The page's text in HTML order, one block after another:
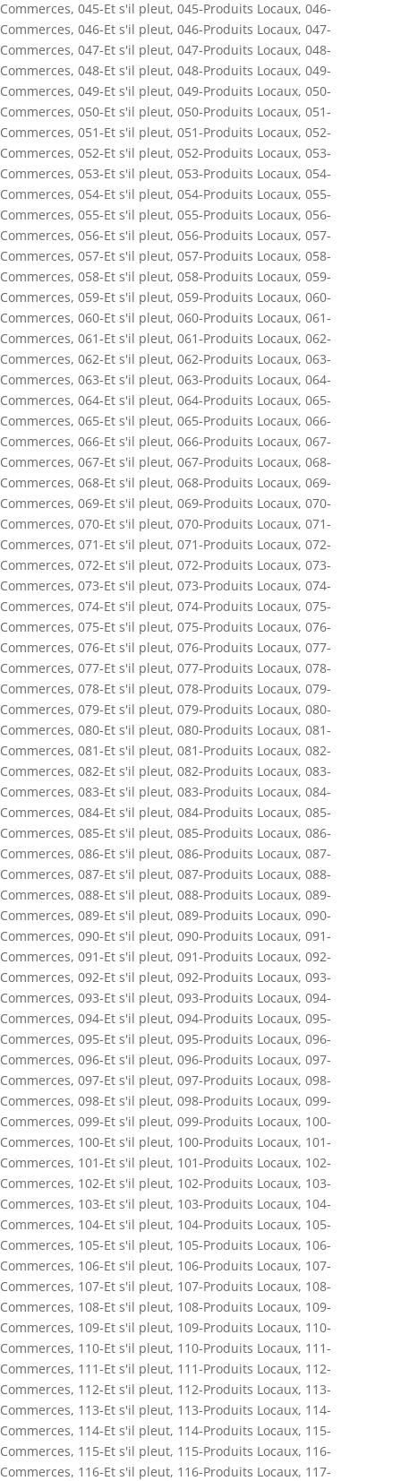
Commerces, 045-Et s'il pleut, 045-Produits Locaux, 046-
Commerces, 046-Et s'il pleut, 046-Produits Locaux, 047-
Commerces, 047-Et s'il pleut, 047-Produits Locaux, 048-
Commerces, 048-Et s'il pleut, 048-Produits Locaux, 049-
Commerces, 049-Et s'il pleut, 049-Produits Locaux, 050-
Commerces, 050-Et s'il pleut, 050-Produits Locaux, 051-
Commerces, 051-Et s'il pleut, 051-Produits Locaux, 052-
Commerces, 052-Et s'il pleut, 052-Produits Locaux, 053-
Commerces, 053-Et s'il pleut, 053-Produits Locaux, 054-
Commerces, 054-Et s'il pleut, 054-Produits Locaux, 055-
Commerces, 055-Et s'il pleut, 055-Produits Locaux, 056-
Commerces, 056-Et s'il pleut, 056-Produits Locaux, 057-
Commerces, 057-Et s'il pleut, 057-Produits Locaux, 058-
Commerces, 058-Et s'il pleut, 058-Produits Locaux, 059-
Commerces, 059-Et s'il pleut, 059-Produits Locaux, 060-
Commerces, 060-Et s'il pleut, 060-Produits Locaux, 061-
Commerces, 061-Et s'il pleut, 061-Produits Locaux, 062-
Commerces, 062-Et s'il pleut, 062-Produits Locaux, 063-
Commerces, 063-Et s'il pleut, 063-Produits Locaux, 064-
Commerces, 064-Et s'il pleut, 064-Produits Locaux, 065-
Commerces, 065-Et s'il pleut, 065-Produits Locaux, 066-
Commerces, 066-Et s'il pleut, 066-Produits Locaux, 067-
Commerces, 067-Et s'il pleut, 067-Produits Locaux, 068-
Commerces, 068-Et s'il pleut, 068-Produits Locaux, 069-
Commerces, 069-Et s'il pleut, 069-Produits Locaux, 070-
Commerces, 070-Et s'il pleut, 070-Produits Locaux, 071-
Commerces, 071-Et s'il pleut, 071-Produits Locaux, 072-
Commerces, 072-Et s'il pleut, 072-Produits Locaux, 073-
Commerces, 073-Et s'il pleut, 073-Produits Locaux, 074-
Commerces, 074-Et s'il pleut, 074-Produits Locaux, 075-
Commerces, 075-Et s'il pleut, 075-Produits Locaux, 076-
Commerces, 076-Et s'il pleut, 076-Produits Locaux, 077-
Commerces, 077-Et s'il pleut, 077-Produits Locaux, 078-
Commerces, 078-Et s'il pleut, 078-Produits Locaux, 079-
Commerces, 079-Et s'il pleut, 079-Produits Locaux, 080-
Commerces, 080-Et s'il pleut, 080-Produits Locaux, 081-
Commerces, 081-Et s'il pleut, 081-Produits Locaux, 082-
Commerces, 082-Et s'il pleut, 082-Produits Locaux, 083-
Commerces, 083-Et s'il pleut, 083-Produits Locaux, 084-
Commerces, 084-Et s'il pleut, 084-Produits Locaux, 085-
Commerces, 085-Et s'il pleut, 085-Produits Locaux, 086-
Commerces, 086-Et s'il pleut, 086-Produits Locaux, 087-
Commerces, 087-Et s'il pleut, 087-Produits Locaux, 088-
Commerces, 088-Et s'il pleut, 088-Produits Locaux, 089-
Commerces, 089-Et s'il pleut, 089-Produits Locaux, 090-
Commerces, 090-Et s'il pleut, 090-Produits Locaux, 091-
Commerces, 091-Et s'il pleut, 091-Produits Locaux, 092-
Commerces, 092-Et s'il pleut, 092-Produits Locaux, 093-
Commerces, 093-Et s'il pleut, 093-Produits Locaux, 094-
Commerces, 094-Et s'il pleut, 094-Produits Locaux, 095-
Commerces, 095-Et s'il pleut, 095-Produits Locaux, 096-
Commerces, 096-Et s'il pleut, 096-Produits Locaux, 097-
Commerces, 097-Et s'il pleut, 097-Produits Locaux, 098-
Commerces, 098-Et s'il pleut, 098-Produits Locaux, 099-
Commerces, 099-Et s'il pleut, 099-Produits Locaux, 100-
Commerces, 100-Et s'il pleut, 100-Produits Locaux, 101-
Commerces, 101-Et s'il pleut, 101-Produits Locaux, 102-
Commerces, 102-Et s'il pleut, 102-Produits Locaux, 103-
Commerces, 103-Et s'il pleut, 103-Produits Locaux, 104-
Commerces, 104-Et s'il pleut, 104-Produits Locaux, 105-
Commerces, 105-Et s'il pleut, 105-Produits Locaux, 106-
Commerces, 106-Et s'il pleut, 106-Produits Locaux, 107-
Commerces, 107-Et s'il pleut, 107-Produits Locaux, 108-
Commerces, 108-Et s'il pleut, 108-Produits Locaux, 109-
Commerces, 109-Et s'il pleut, 109-Produits Locaux, 110-
Commerces, 110-Et s'il pleut, 110-Produits Locaux, 111-
Commerces, 111-Et s'il pleut, 111-Produits Locaux, 112-
Commerces, 112-Et s'il pleut, 112-Produits Locaux, 113-
Commerces, 113-Et s'il pleut, 113-Produits Locaux, 114-
Commerces, 114-Et s'il pleut, 114-Produits Locaux, 115-
Commerces, 115-Et s'il pleut, 115-Produits Locaux, 116-
Commerces, 116-Et s'il pleut, 116-Produits Locaux, 117-